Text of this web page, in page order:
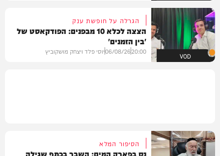
VOD
הגרלה על חופשת ענק
הצצה לכלא 10 מבפנים: הפודקאסט של
'בין הזמנים'
20:00
06/08/26יוסי פלד ויצחק מושקוביץ
הסיפור המלא
נס בפארק המים: השבר בכתף שגילה